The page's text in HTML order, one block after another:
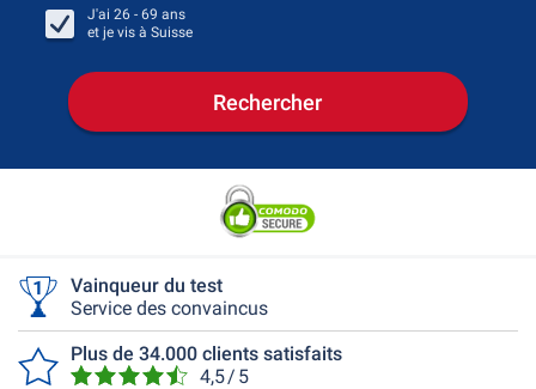
J'ai 26 - 69 ans
et je vis à Suisse
Rechercher
Vainqueur du test
Service des convaincus
Plus de 34.000 clients satisfaits
4,5 / 5